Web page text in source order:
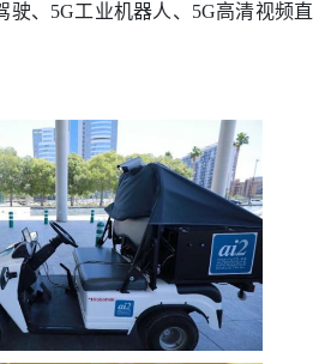
驶、5G工业机器人、5G高清视频直